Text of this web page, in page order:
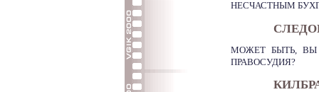
НЕСЧАСТНЫМ
МОЖЕТ БЫТЬ, ВЫ
ПРАВОСУДИЯ?